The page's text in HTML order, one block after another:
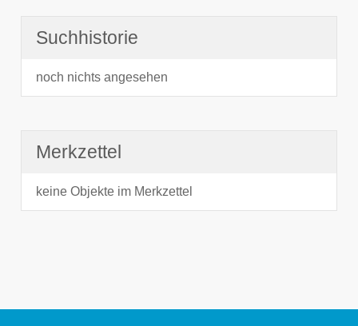
Suchhistorie
noch nichts angesehen
Merkzettel
keine Objekte im Merkzettel